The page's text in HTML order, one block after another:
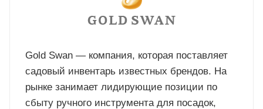
Gold Swan — компания, которая поставляет
садовый инвентарь известных брендов. На
рынке занимает лидирующие позиции по
сбыту ручного инструмента для посадок,
Сегодня
25%